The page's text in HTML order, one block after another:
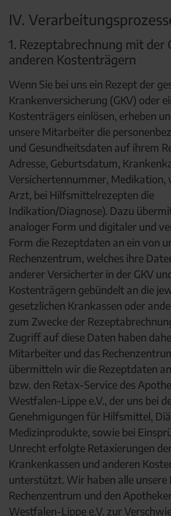
IV.
1. Rezeptabrechnung mit der
anderen Kostenträgern
Wenn Sie bei uns ein Rezept der
Krankenversicherung (GKV) oder
Kostenträgers einlösen, erheben
unsere Mitarbeiter die
und Gesundheitsdaten auf ihrem
Adresse, Geburtsdatum,
Versichertennummer, Medikation,
Arzt, bei Hilfsmittelrezepten die
Indikation/Diagnose). Dazu
analoger Form und digitaler und
Form die Rezeptdaten an ein von
Rechenzentrum, welches ihre
anderer Versicherter in der GKV
Kostenträgern gebündelt an die
gesetzlichen Krankassen oder
zum Zwecke der
Zugriff auf diese Daten haben
Mitarbeiter und das
übermitteln wir die Rezeptdaten
bzw. den Retax-Service des
Westfalen-Lippe e.V., der uns bei
Genehmigungen für Hilfsmittel,
Medizinprodukte, sowie bei
Unrecht erfolgte Retaxierungen
Krankenkassen und anderen
unterstützt. Wir haben alle
Rechenzentrum und den
Westfalen-Lippe e.V. zur